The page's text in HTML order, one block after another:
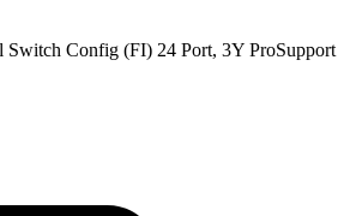
Switch Config (FI) 24 Port, 3Y ProSupport